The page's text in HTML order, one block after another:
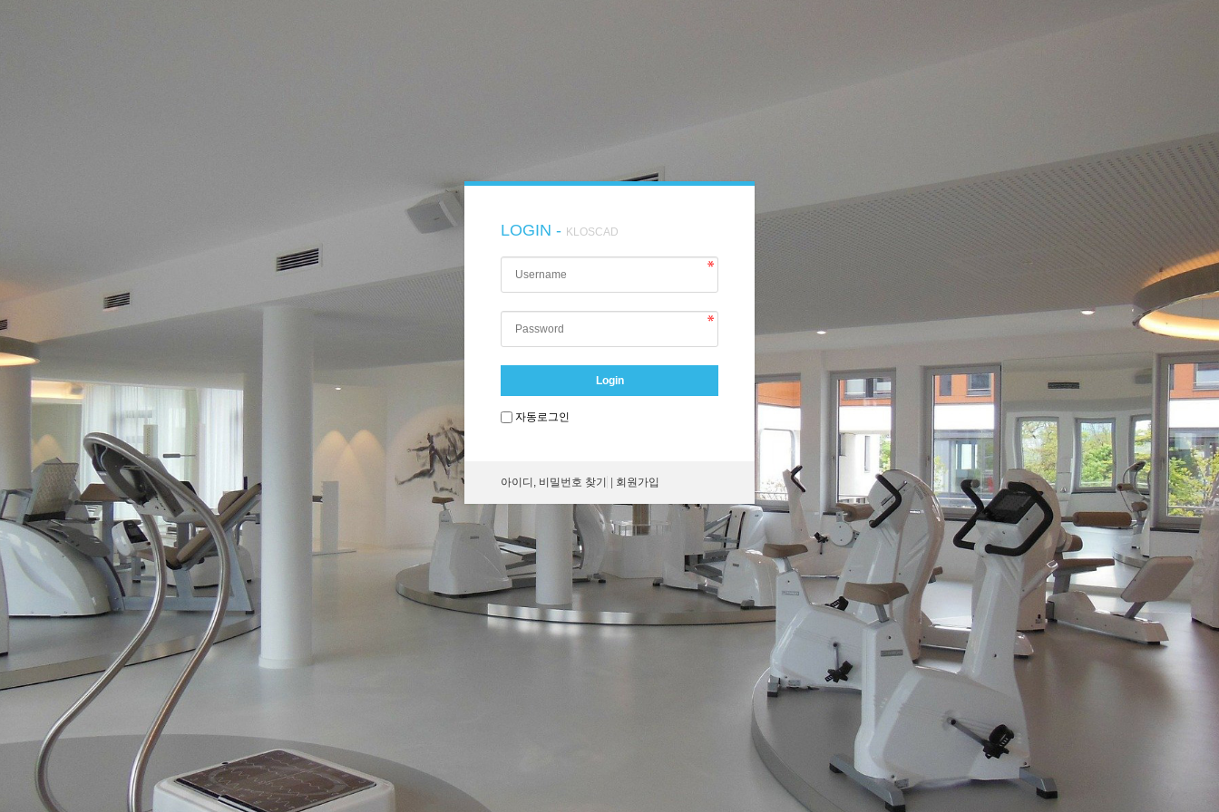
LOGIN - KLOSCAD
Login
자동로그인
아이디, 비밀번호 찾기 회원가입